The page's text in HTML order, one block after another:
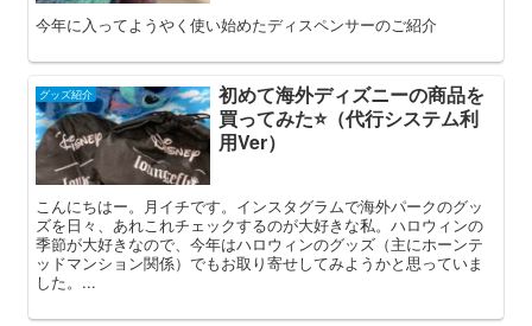
今年に入ってようやく使い始めたディスペンサーのご紹介
グッズ紹介
初めて海外ディズニーの商品を
買ってみた⭐️（代行システム利
用Ver）
こんにちはー。月イチです。インスタグラムで海外パークのグッ
ズを日々、あれこれチェックするのが大好きな私。ハロウィンの
季節が大好きなので、今年はハロウィンのグッズ（主にホーンテ
ッドマンション関係）でもお取り寄せしてみようかと思っていま
した。...